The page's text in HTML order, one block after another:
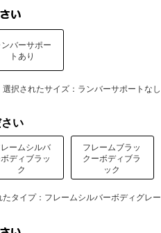
ンバーサポー
トあり
選択されたサイズ：ランバーサポートなし
い
ームシルバ
ディブラッ
ク
フレームブラッ
クーボディブラ
ック
たタイプ：フレームシルバーボディグレー